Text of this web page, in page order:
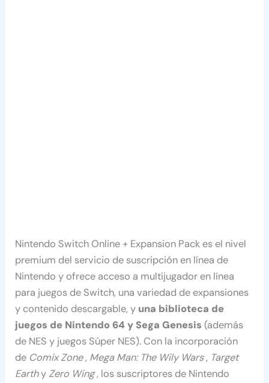
Nintendo Switch Online + Expansion Pack es el nivel
premium del servicio de suscripción en línea de
Nintendo y ofrece acceso a multijugador en línea
para juegos de Switch, una variedad de expansiones
y contenido descargable, y una biblioteca de
juegos de Nintendo 64 y Sega Genesis (además
de NES y juegos Súper NES). Con la incorporación
de Comix Zone, Mega Man: The Wily Wars, Target
Earthy Zero Wing, los suscriptores de Nintendo